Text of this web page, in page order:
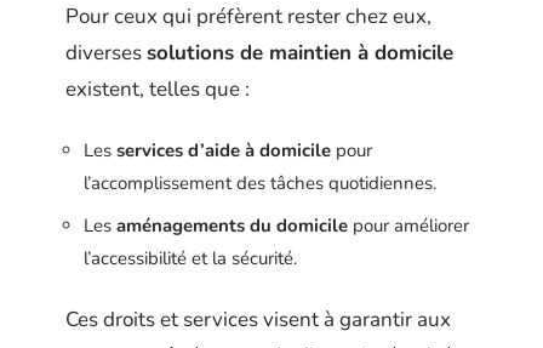
Pour ceux qui préfèrent rester chez eux,
diversessolutions de maintien à domicile
existent, telles que :
Les services d’aide à domicile pour
l’accomplissement des tâches quotidiennes.
Les aménagements du domicile pour améliorer
l’accessibilité et la sécurité.
Ces droits et services visent à garantir aux